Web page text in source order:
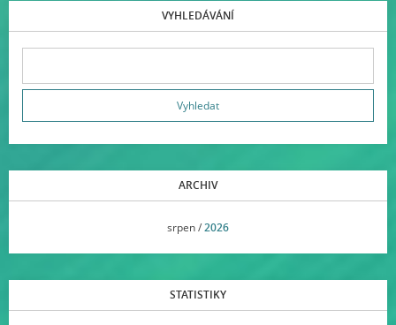
VYHLEDÁVÁNÍ
ARCHIV
srpen /2026
STATISTIKY